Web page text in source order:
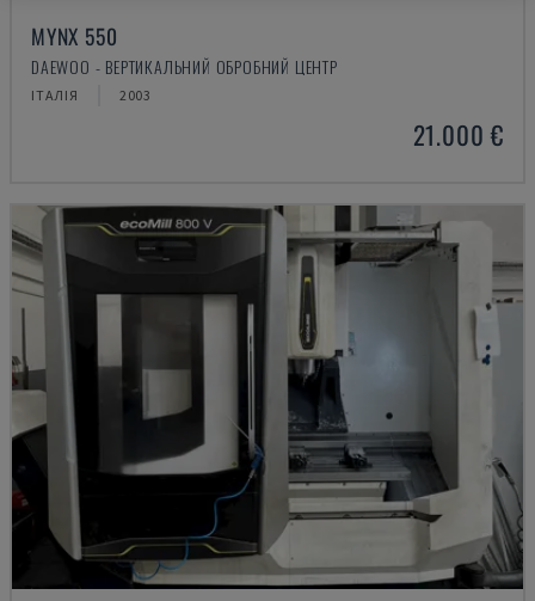
MYNX 550
DAEWOO - ВЕРТИКАЛЬНИЙ ОБРОБНИЙ ЦЕНТР
ІТАЛІЯ 2003
21.000 €